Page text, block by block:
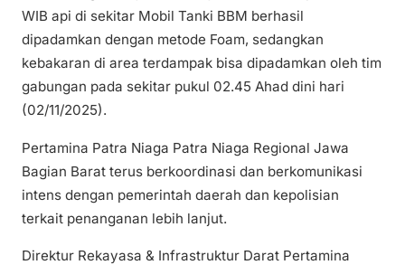
WIB api di sekitar Mobil Tanki BBM berhasil
dipadamkan dengan metode Foam, sedangkan
kebakaran di area terdampak bisa dipadamkan oleh tim
gabungan pada sekitar pukul 02.45 Ahad dini hari
(02/11/2025).
Pertamina Patra Niaga Patra Niaga Regional Jawa
Bagian Barat terus berkoordinasi dan berkomunikasi
intens dengan pemerintah daerah dan kepolisian
terkait penanganan lebih lanjut.
Direktur Rekayasa & Infrastruktur Darat Pertamina